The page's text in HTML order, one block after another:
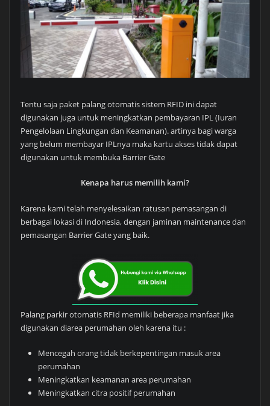
Tentu saja paket palang otomatis sistem RFID ini dapat
digunakan juga untuk meningkatkan pembayaran IPL (Iuran
Pengelolaan Lingkungan dan Keamanan). artinya bagi warga
yang belum membayar IPLnya maka kartu akses tidak dapat
digunakan untuk membuka Barrier Gate
Kenapa harus memilih kami?
Karena kami telah menyelesaikan ratusan pemasangan di
berbagai lokasi di Indonesia, dengan jaminan maintenance dan
pemasangan Barrier Gate yang baik.
Palang parkir otomatis RFId memiliki beberapa manfaat jika
digunakan diarea perumahan oleh karena itu :
Mencegah orang tidak berkepentingan masuk area
perumahan
Meningkatkan keamanan area perumahan
Meningkatkan citra positif perumahan